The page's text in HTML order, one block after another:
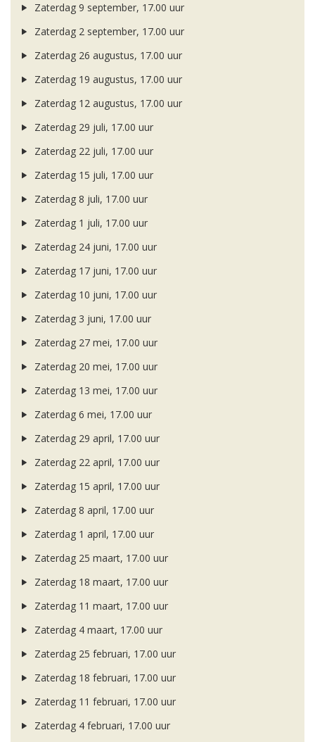
Zaterdag 9 september, 17.00 uur
Zaterdag 2 september, 17.00 uur
Zaterdag 26 augustus, 17.00 uur
Zaterdag 19 augustus, 17.00 uur
Zaterdag 12 augustus, 17.00 uur
Zaterdag 29 juli, 17.00 uur
Zaterdag 22 juli, 17.00 uur
Zaterdag 15 juli, 17.00 uur
Zaterdag 8 juli, 17.00 uur
Zaterdag 1 juli, 17.00 uur
Zaterdag 24 juni, 17.00 uur
Zaterdag 17 juni, 17.00 uur
Zaterdag 10 juni, 17.00 uur
Zaterdag 3 juni, 17.00 uur
Zaterdag 27 mei, 17.00 uur
Zaterdag 20 mei, 17.00 uur
Zaterdag 13 mei, 17.00 uur
Zaterdag 6 mei, 17.00 uur
Zaterdag 29 april, 17.00 uur
Zaterdag 22 april, 17.00 uur
Zaterdag 15 april, 17.00 uur
Zaterdag 8 april, 17.00 uur
Zaterdag 1 april, 17.00 uur
Zaterdag 25 maart, 17.00 uur
Zaterdag 18 maart, 17.00 uur
Zaterdag 11 maart, 17.00 uur
Zaterdag 4 maart, 17.00 uur
Zaterdag 25 februari, 17.00 uur
Zaterdag 18 februari, 17.00 uur
Zaterdag 11 februari, 17.00 uur
Zaterdag 4 februari, 17.00 uur